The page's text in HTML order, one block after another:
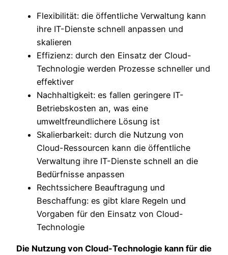
Flexibilität: die öffentliche Verwaltung kann
ihre IT-Dienste schnell anpassen und
skalieren
Effizienz: durch den Einsatz der Cloud-
Technologie werden Prozesse schneller und
effektiver
Nachhaltigkeit: es fallen geringere IT-
Betriebskosten an, was eine
umweltfreundlichere Lösung ist
Skalierbarkeit: durch die Nutzung von
Cloud-Ressourcen kann die öffentliche
Verwaltung ihre IT-Dienste schnell an die
Bedürfnisse anpassen
Rechtssichere Beauftragung und
Beschaffung: es gibt klare Regeln und
Vorgaben für den Einsatz von Cloud-
Technologie
Die Nutzung von Cloud-Technologie kann für die